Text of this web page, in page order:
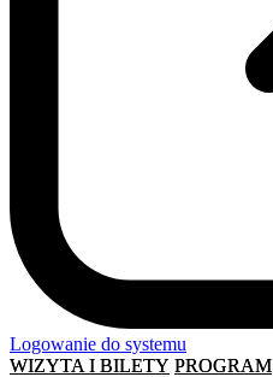
Logowanie do systemu
WIZYTA I BILETY PROGRAM